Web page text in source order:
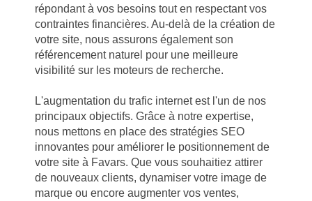
répondant à vos besoins tout en respectant vos
contraintes financières. Au-delà de la création de
votre site, nous assurons également son
référencement naturel pour une meilleure
visibilité sur les moteurs de recherche.
L'augmentation du trafic internet est l'un de nos
principaux objectifs. Grâce à notre expertise,
nous mettons en place des stratégies SEO
innovantes pour améliorer le positionnement de
votre site à Favars. Que vous souhaitiez attirer
de nouveaux clients, dynamiser votre image de
marque ou encore augmenter vos ventes,